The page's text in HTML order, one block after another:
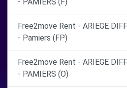
Free2move Rent - ARIEGE
- Pamiers (FP)
Free2move Rent - ARIEGE
- PAMIERS (O)